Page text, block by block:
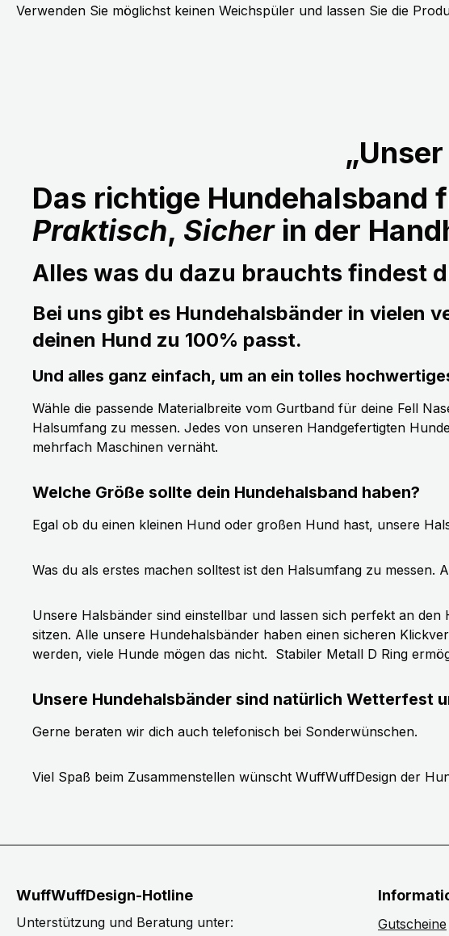
Verwenden Sie möglichst keinen Weichspüler und lassen Sie die
Das richtige
Praktisch, Sicherin der
Alles was du dazu brauchts findest
Bei uns gibt es Hundehalsbänder in vielen
deinen Hund zu 100% passt.
Und alles ganz einfach, um an ein tolles
Wähle die passende Materialbreite vom Gurtband für deine Fell
Halsumfang zu messen. Jedes von unseren Handgefertigten
mehrfach Maschinen vernäht.
Welche Größe sollte dein Hundehalsband haben?
Egal ob du einen kleinen Hund oder großen Hund hast, unsere
Was du als erstes machen solltest ist den Halsumfang zu messen.
Unsere Halsbänder sind einstellbar und lassen sich perfekt an
sitzen. Alle unsere Hundehalsbänder haben einen sicheren
werden, viele Hunde mögen das nicht. Stabiler Metall D Ring
Unsere Hundehalsbänder sind natürlich Wetterfest
Gerne beraten wir dich auch telefonisch bei Sonderwünschen.
Viel Spaß beim Zusammenstellen wünscht WuffWuffDesign der
WuffWuffDesign-Hotline
Unterstützung und Beratung unter: Gutscheine